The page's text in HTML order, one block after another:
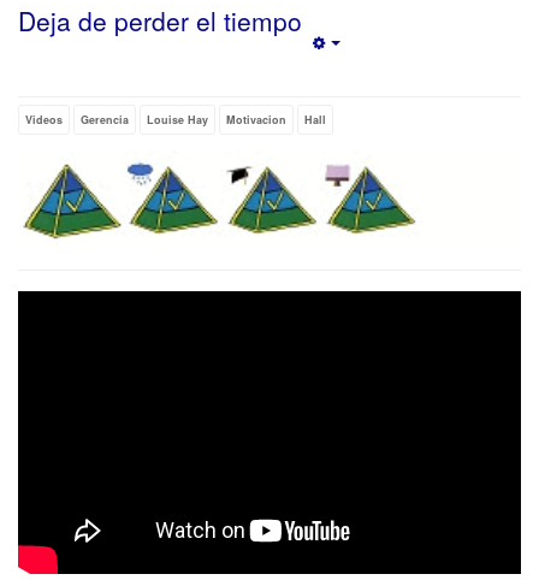
Deja de perder el tiempo
Videos Gerencia Louise Hay Motivacion Hall